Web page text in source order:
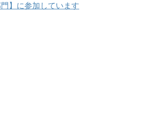
門】に参加しています